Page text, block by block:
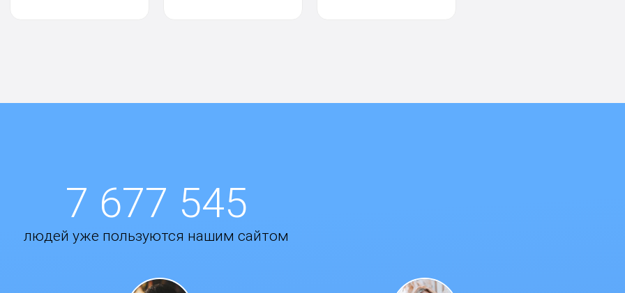
7 677 545
людей уже пользуются нашим сайтом